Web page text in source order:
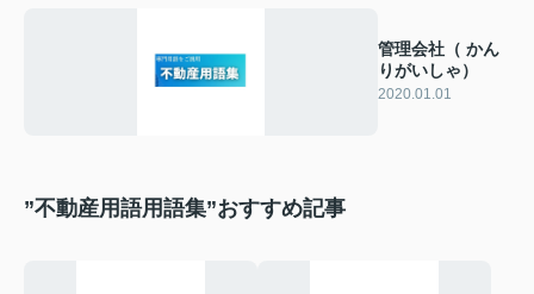
管理会社（ かん
りがいしゃ）
2020.01.01
”不動産用語用語集”おすすめ記事